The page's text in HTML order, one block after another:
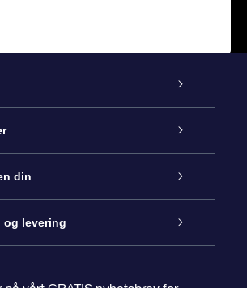
din
og levering